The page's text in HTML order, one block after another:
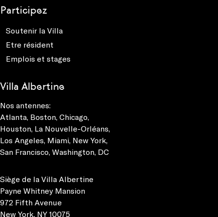
Participez
Soutenir la Villa
Etre résident
Emplois et stages
Villa Albertine
Nos antennes:
Atlanta, Boston, Chicago,
Houston, La Nouvelle-Orléans,
Los Angeles, Miami, New York,
San Francisco, Washington, DC
Siège de la Villa Albertine
Payne Whitney Mansion
972 Fifth Avenue
New York, NY 10075